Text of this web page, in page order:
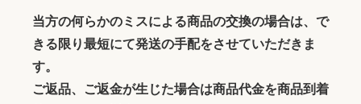
当方の何らかのミスによる商品の交換の場合は、で
きる限り最短にて発送の手配をさせていただきま
す。
ご返品、ご返金が生じた場合は商品代金を商品到着